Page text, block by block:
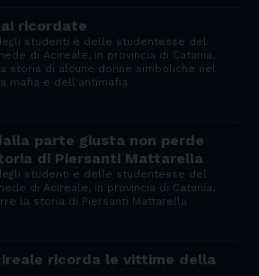
ricordate
studenti e delle studentesse del
di Acireale, in provincia di Catania,
storia di alcune donne simboliche nel
mafia e dell'antimafia
parte giusta non perde
di Piersanti Mattarella
studenti e delle studentesse del
di Acireale, in provincia di Catania,
la storia di Piersanti Mattarella
ricorda le vittime della